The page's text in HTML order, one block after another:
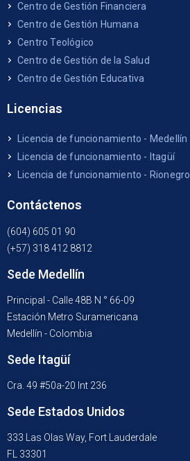
Centro de Gestión Financiera
Centro de Gestión Humana
Centro Teológico
Centro de Gestión de la Salud
Centro de Gestión Educativa
Licencias
Licencia de funcionamiento - Medellín
Licencia de funcionamiento - Itagüí
Licencia de funcionamiento - Rionegro
Contáctenos
(604) 605 01 90
(+57) 318 412 8812
Sede Medellín
Principal - Calle 48B N ° 66-09
Estación Metro Suramericana
Medellín - Colombia
Sede Itagüí
Cra. 49 #50a-20 Int 236
Sede Estados Unidos
333 Las Olas Way, Fort Lauderdale
FL 33301